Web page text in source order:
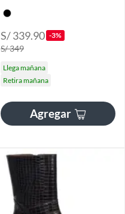
S/ 339.90 -3%
S/ 349
Llega mañana
Retira mañana
Agregar